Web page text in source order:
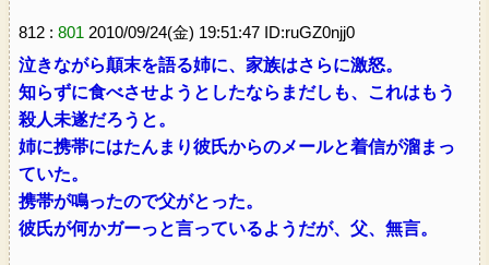
812 : 801 2010/09/24(金) 19:51:47 ID:ruGZ0njj0
泣きながら顛末を語る姉に、家族はさらに激怒。
知らずに食べさせようとしたならまだしも、これはもう
殺人未遂だろうと。
姉に携帯にはたんまり彼氏からのメールと着信が溜まっ
ていた。
携帯が鳴ったので父がとった。
彼氏が何かガーっと言っているようだが、父、無言。